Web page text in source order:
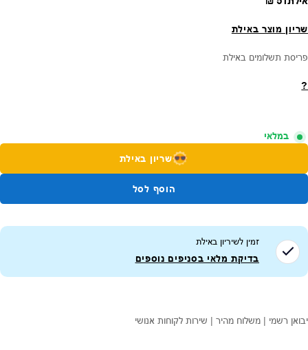
שריון מוצר באילת
פריסת תשלומים באילת
?
במלאי
שריון באילת
הוסף לסל
זמין לשיריון באילת
בדיקת מלאי בסניפים נוספים
יבואן רשמי | משלוח מהיר | שירות לקוחות אנושי